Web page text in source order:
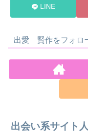
LINE
出愛 賢作をフォロ
出会い系サイト